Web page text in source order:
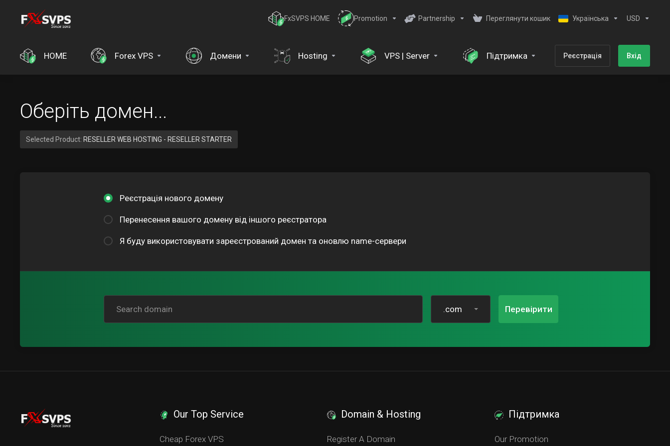
FxSVPS HOME Promotion Partnership Переглянути кошик Українська USD
HOME Forex VPS Домени Hosting VPS | Server Підтримка Реєстрація Вхід
Оберіть домен...
Selected Product: RESELLER WEB HOSTING - RESELLER STARTER
Реєстрація нового домену
Перенесення вашого домену від іншого реєстратора
Я буду використовувати зареєстрований домен та оновлю name-сервери
.com Перевірити
Our Top Service
Cheap Forex VPS
Domain & Hosting
Register A Domain
Підтримка
Our Promotion